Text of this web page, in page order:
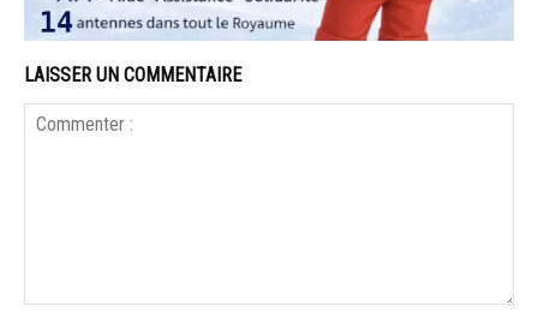
LAISSER UN COMMENTAIRE